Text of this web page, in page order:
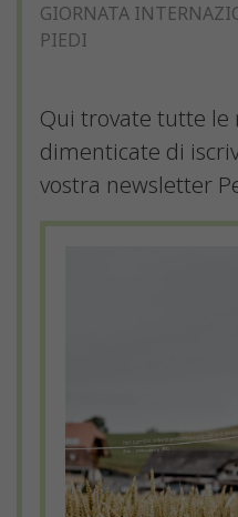
GIORNATA
PIEDI
Qui trovate tutte le
dimenticate di
vostra newsletter